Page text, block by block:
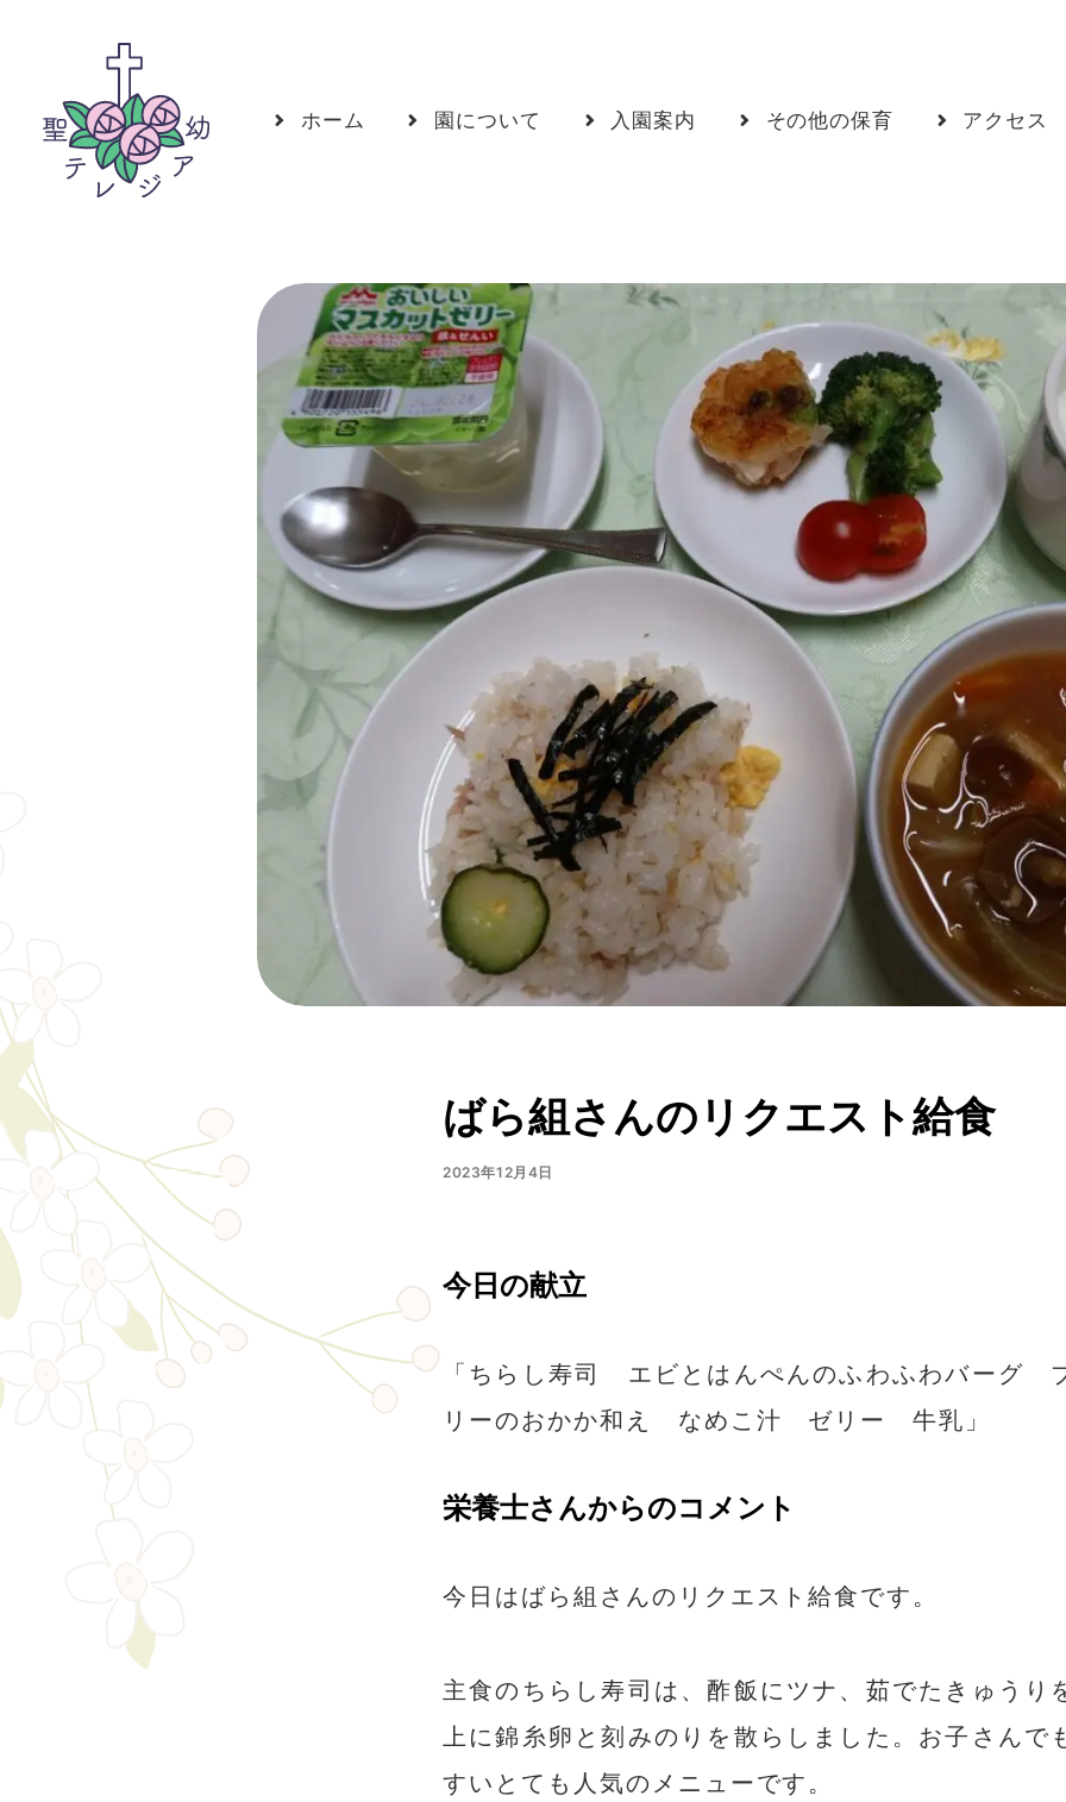
ホーム 園について 入園案内 その他の保育 アクセス
ばら組さんのリクエスト給食
2023年12月4日
今日の献立
「ちらし寿司 エビとはんぺんのふわふわバーグ
リーのおかか和え なめこ汁 ゼリー 牛乳」
栄養士さんからのコメント
今日はばら組さんのリクエスト給食です。
主食のちらし寿司は、酢飯にツナ、茹でたきゅうり
上に錦糸卵と刻みのりを散らしました。お子さんで
すいとても人気のメニューです。